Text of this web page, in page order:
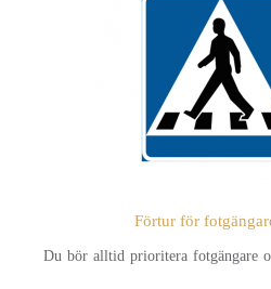
Förtur för
Du bör alltid prioritera fotgängare